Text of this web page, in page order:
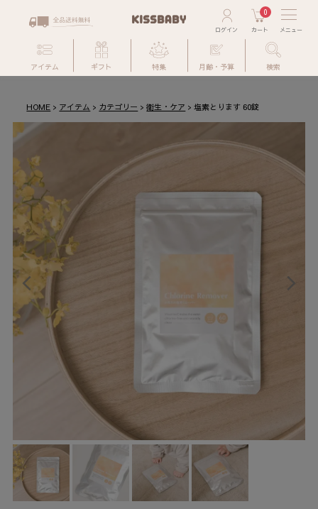
0
アイテム ギフト 特集 月齢・予算 検索
HOME アイテム カテゴリー 衛生・ケア 塩素とります 60錠